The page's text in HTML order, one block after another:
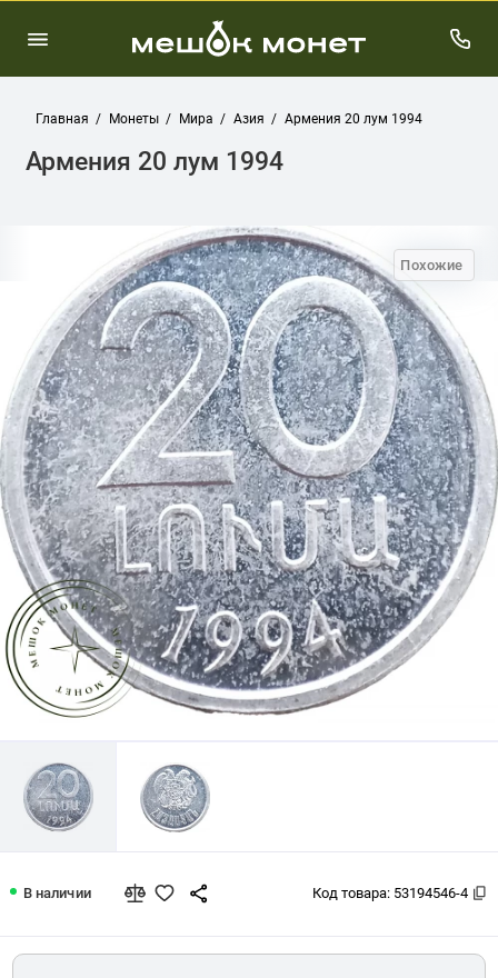
Главная Монеты Мира Азия Армения 20 лум 1994
Армения 20 лум 1994
Похожие
В наличии Код товара: 53194546-4